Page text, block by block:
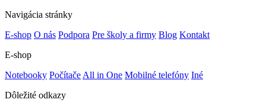
Navigácia stránky
E-shop O nás Podpora Pre školy a firmy Blog Kontakt
E-shop
Notebooky Počítače All in One Mobilné telefóny Iné
Dôležité odkazy